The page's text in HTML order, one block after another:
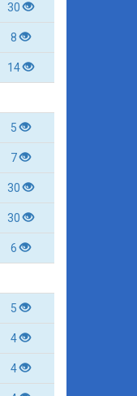
30
8
14
5
7
30
30
6
5
4
4